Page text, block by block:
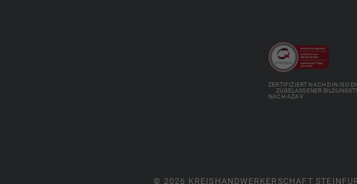
ZERTIFIZIERT NACH DIN ISO
ZUGELASSENER
NACH AZAV
© 2026 KREISHANDWERKERSCHAFT